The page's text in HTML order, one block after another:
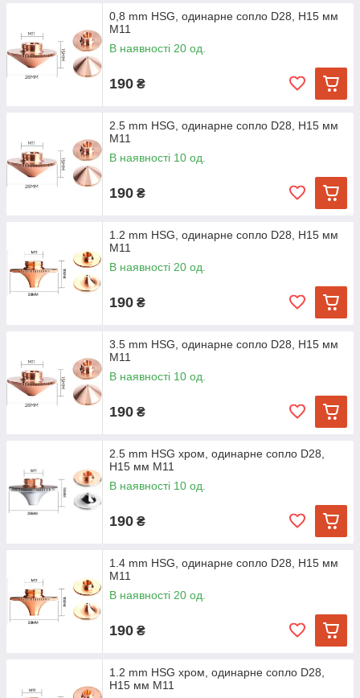
0,8 mm HSG, одинарне сопло D28, H15 мм
M11
В наявності 20 од.
190 ₴
2.5 mm HSG, одинарне сопло D28, H15 мм
M11
В наявності 10 од.
190 ₴
1.2 mm HSG, одинарне сопло D28, H15 мм
M11
В наявності 20 од.
190 ₴
3.5 mm HSG, одинарне сопло D28, H15 мм
M11
В наявності 10 од.
190 ₴
2.5 mm HSG хром, одинарне сопло D28,
H15 мм M11
В наявності 10 од.
190 ₴
1.4 mm HSG, одинарне сопло D28, H15 мм
M11
В наявності 20 од.
190 ₴
1.2 mm HSG хром, одинарне сопло D28,
H15 мм M11